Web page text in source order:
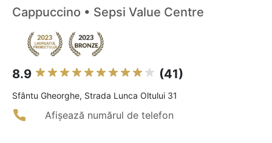
Cappuccino • Sepsi Value Centre
8.9 (41)
Sfântu Gheorghe, Strada Lunca Oltului 31
Afișează numărul de telefon